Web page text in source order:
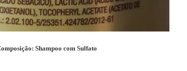
Shampoo com Sulfato